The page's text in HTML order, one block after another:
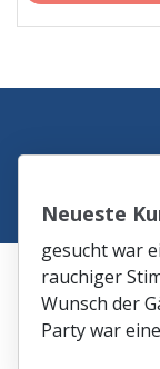
Neueste
gesucht war
rauchiger
Wunsch der
Party war